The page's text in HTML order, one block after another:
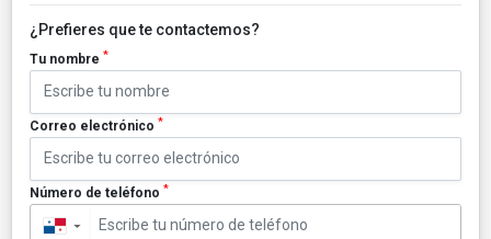
¿Prefieres que te contactemos?
Tu nombre *
Correo electrónico *
Número de teléfono *
▼